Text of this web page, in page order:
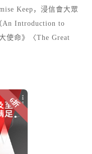
Keep，浸信會大眾
An Introduction to
使命》〈The Great